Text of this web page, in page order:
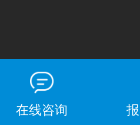
在线咨询